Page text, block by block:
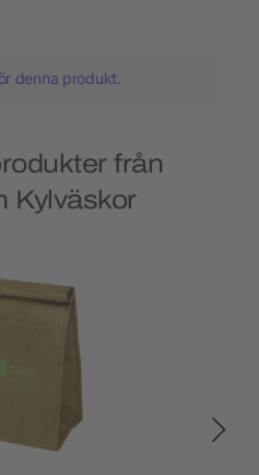
denna produkt.
från
Kylväskor